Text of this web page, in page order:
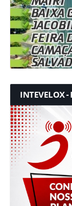
INTEVELOX -